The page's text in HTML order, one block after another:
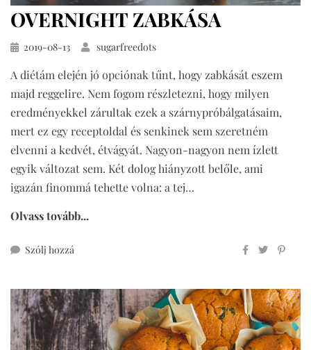
OVERNIGHT ZABKÁSA
Közzétéve
2019-08-13 sugarfreedots
A diétám elején jó opciónak tűnt, hogy zabkását eszem
majd reggelire. Nem fogom részletezni, hogy milyen
eredményekkel zárultak ezek a szárnypróbálgatásaim,
mert ez egy receptoldal és senkinek sem szeretném
elvenni a kedvét, étvágyát. Nagyon-nagyon nem ízlett
egyik változat sem. Két dolog hiányzott belőle, ami
igazán finommá tehette volna: a tej…
Olvass tovább...
Szólj hozzá